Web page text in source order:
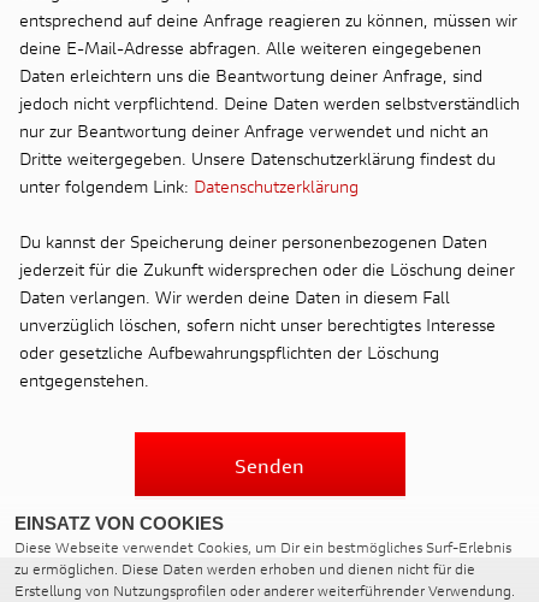
entsprechend auf deine Anfrage reagieren zu können, müssen wir
deine E-Mail-Adresse abfragen. Alle weiteren eingegebenen
Daten erleichtern uns die Beantwortung deiner Anfrage, sind
jedoch nicht verpflichtend. Deine Daten werden selbstverständlich
nur zur Beantwortung deiner Anfrage verwendet und nicht an
Dritte weitergegeben. Unsere Datenschutzerklärung findest du
unter folgendem Link: Datenschutzerklärung
Du kannst der Speicherung deiner personenbezogenen Daten
jederzeit für die Zukunft widersprechen oder die Löschung deiner
Daten verlangen. Wir werden deine Daten in diesem Fall
unverzüglich löschen, sofern nicht unser berechtigtes Interesse
oder gesetzliche Aufbewahrungspflichten der Löschung
entgegenstehen.
Senden
EINSATZ VON COOKIES
Diese Webseite verwendet Cookies, um Dir ein bestmögliches Surf-Erlebnis
zu ermöglichen. Diese Daten werden erhoben und dienen nicht für die
Erstellung von Nutzungsprofilen oder anderer weiterführender Verwendung.